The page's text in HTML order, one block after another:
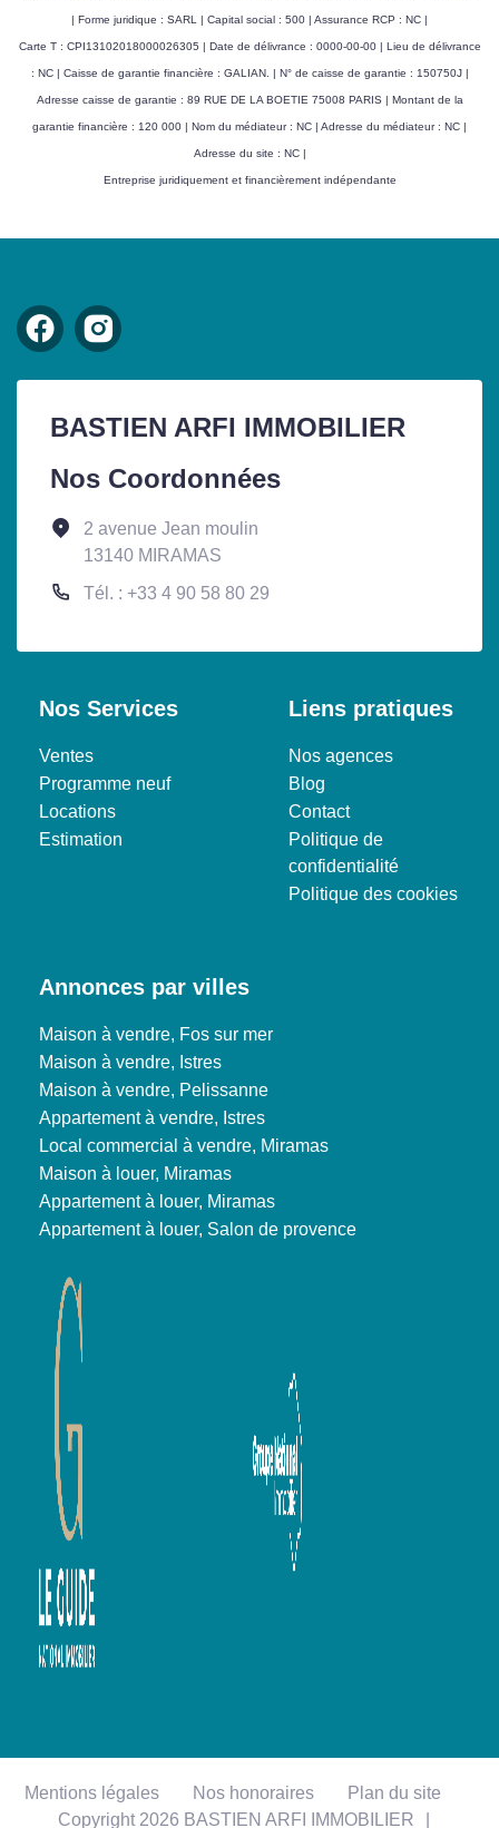
| Forme juridique : SARL | Capital social : 500 | Assurance RCP : NC |
Carte T : CPI13102018000026305 | Date de délivrance : 0000-00-00 | Lieu de délivrance
: NC | Caisse de garantie financière : GALIAN. | N° de caisse de garantie : 150750J |
Adresse caisse de garantie : 89 RUE DE LA BOETIE 75008 PARIS | Montant de la
garantie financière : 120 000 | Nom du médiateur : NC | Adresse du médiateur : NC |
Adresse du site : NC |
Entreprise juridiquement et financièrement indépendante
BASTIEN ARFI IMMOBILIER
Nos Coordonnées
2 avenue Jean moulin
13140 MIRAMAS
Tél. : +33 4 90 58 80 29
Nos Services
Ventes
Programme neuf
Locations
Estimation
Liens pratiques
Nos agences
Blog
Contact
Politique de
confidentialité
Politique des cookies
Annonces par villes
Maison à vendre, Fos sur mer
Maison à vendre, Istres
Maison à vendre, Pelissanne
Appartement à vendre, Istres
Local commercial à vendre, Miramas
Maison à louer, Miramas
Appartement à louer, Miramas
Appartement à louer, Salon de provence
Mentions légales Nos honoraires
Plan du site
Copyright 2026 BASTIEN ARFI IMMOBILIER